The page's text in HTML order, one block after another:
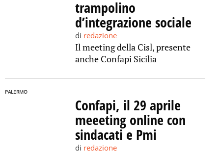
trampolino
d’integrazione sociale
di redazione
Il meeting della Cisl, presente
anche Confapi Sicilia
PALERMO
Confapi, il 29 aprile
meeeting online con
sindacati e Pmi
di redazione